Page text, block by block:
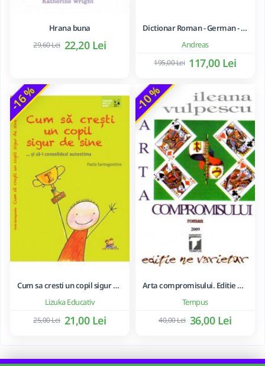
Hrana buna
22,20 Lei
29,60 Lei Andreas
Dictionar Roman - German - Mihai Anutei
117,00 Lei
195,00 Lei
-16 %
Lizuka Educativ
Cum sa cresti un copil sigur de sine ... si sa-i consolidezi autostima
21,00 Lei
25,00 Lei
-10 %
Tempus
Arta compromisului. Editie ne varietur - Ileana Vulpescu
36,00 Lei
40,00 Lei